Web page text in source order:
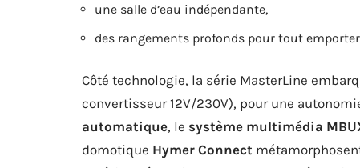
une salle d’eau indépendante,
des rangements profonds pour tout
Côté technologie, la série MasterLine
convertisseur 12V/230V), pour une
automatique, le système multimédia
domotique Hymer Connect